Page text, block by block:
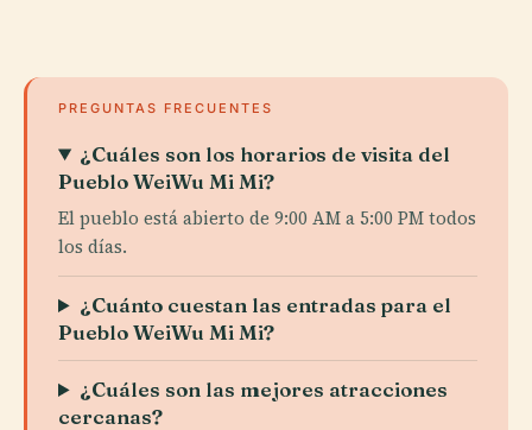
PREGUNTAS FRECUENTES
¿Cuáles son los horarios de visita del
Pueblo WeiWu Mi Mi?
El pueblo está abierto de 9:00 AM a 5:00 PM todos
los días.
¿Cuánto cuestan las entradas para el
Pueblo WeiWu Mi Mi?
¿Cuáles son las mejores atracciones
cercanas?